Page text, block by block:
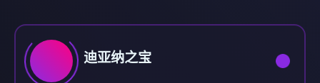
迪亚纳之宝